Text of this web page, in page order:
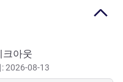
meeting rooms,it is an
크아웃
: 2026-08-13